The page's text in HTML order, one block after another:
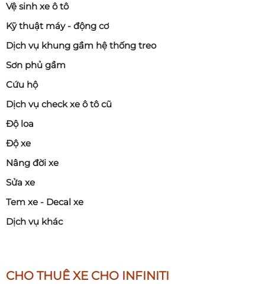
Vệ sinh xe ô tô
Kỹ thuật máy - động cơ
Dịch vụ khung gầm hệ thống treo
Sơn phủ gầm
Cứu hộ
Dịch vụ check xe ô tô cũ
Độ loa
Độ xe
Nâng đời xe
Sửa xe
Tem xe - Decal xe
Dịch vụ khác
CHO THUÊ XE CHO INFINITI